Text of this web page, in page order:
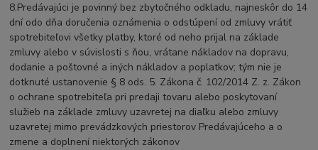
8.Predávajúci je povinný bez zbytočného odkladu, najneskôr do 14
dní odo dňa doručenia oznámenia o odstúpení od zmluvy vrátiť
spotrebiteľovi všetky platby, ktoré od neho prijal na základe
zmluvy alebo v súvislosti s ňou, vrátane nákladov na dopravu,
dodanie a poštovné a iných nákladov a poplatkov; tým nie je
dotknuté ustanovenie § 8 ods. 5. Zákona č. 102/2014 Z. z. Zákon
o ochrane spotrebiteľa pri predaji tovaru alebo poskytovaní
služieb na základe zmluvy uzavretej na diaľku alebo zmluvy
uzavretej mimo prevádzkových priestorov Predávajúceho a o
zmene a doplnení niektorých zákonov